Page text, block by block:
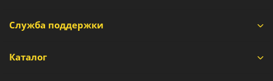
Служба поддержки
Каталог